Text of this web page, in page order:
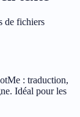
de fichiers
: traduction,
Idéal pour les